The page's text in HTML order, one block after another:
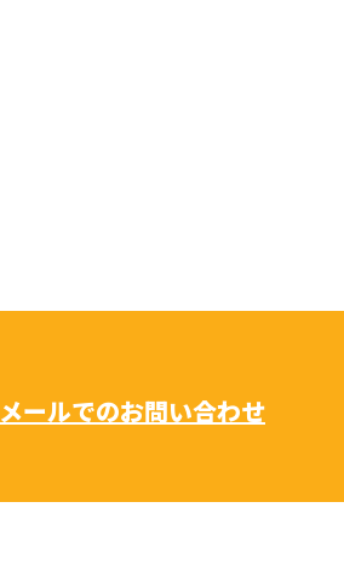
メールでのお問い合わせ